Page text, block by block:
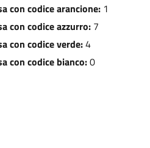
con codice arancione: 1
con codice azzurro: 7
con codice verde:4
con codice bianco:0